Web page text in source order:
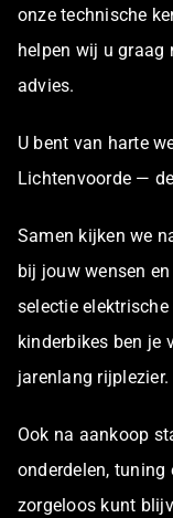
onze technische
helpen wij u graag
advies.
U bent van harte
Lichtenvoorde —
Samen kijken we
bij jouw wensen
selectie
kinderbikes ben je
jarenlang rijplezier.
Ook na aankoop
onderdelen, tuning
zorgeloos kunt